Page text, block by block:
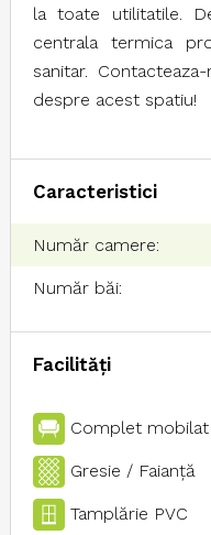
la toate utilitatile.
centrala termica
sanitar.
despre acest spatiu!
Caracteristici
Număr camere:
Număr băi:
Facilități
Complet mobilat
Gresie / Faianţă
Tamplărie PVC